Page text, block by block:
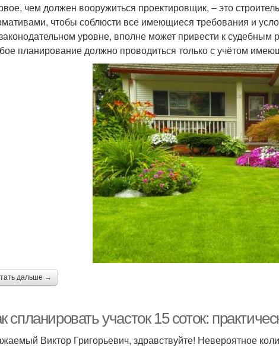
чем должен вооружиться проектировщик, – это
чтобы соблюсти все имеющиеся требования и
уровне, вполне может привести к
планирование должно проводиться только с учётом
дальше →
спланировать участок 15 соток:
Виктор Григорьевич, здравствуйте! Невероятное